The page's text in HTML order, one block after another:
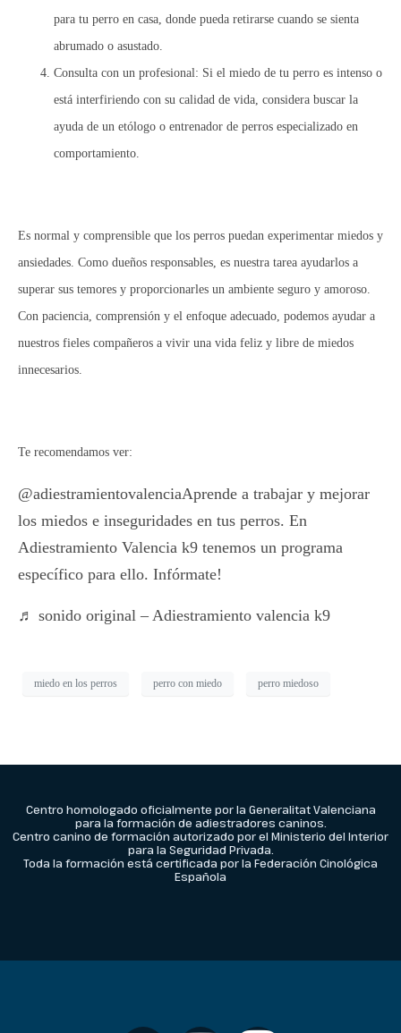
para tu perro en casa, donde pueda retirarse cuando se sienta
abrumado o asustado.
Consulta con un profesional: Si el miedo de tu perro es intenso o
está interfiriendo con su calidad de vida, considera buscar la
ayuda de un etólogo o entrenador de perros especializado en
comportamiento.
Es normal y comprensible que los perros puedan experimentar miedos y
ansiedades. Como dueños responsables, es nuestra tarea ayudarlos a
superar sus temores y proporcionarles un ambiente seguro y amoroso.
Con paciencia, comprensión y el enfoque adecuado, podemos ayudar a
nuestros fieles compañeros a vivir una vida feliz y libre de miedos
innecesarios.
Te recomendamos ver:
@adiestramientovalenciaAprende a trabajar y mejorar
los miedos e inseguridades en tus perros. En
Adiestramiento Valencia k9 tenemos un programa
específico para ello. Infórmate!
♬ sonido original – Adiestramiento valencia k9
miedo en los perros perro con miedo perro miedoso
Centro homologado oficialmente por la Generalitat Valenciana
para la formación de adiestradores caninos.
Centro canino de formación autorizado por el Ministerio del Interior
para la Seguridad Privada.
Toda la formación está certificada por la Federación Cinológica
Española